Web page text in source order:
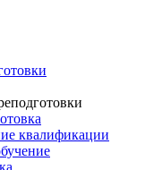
квалификации